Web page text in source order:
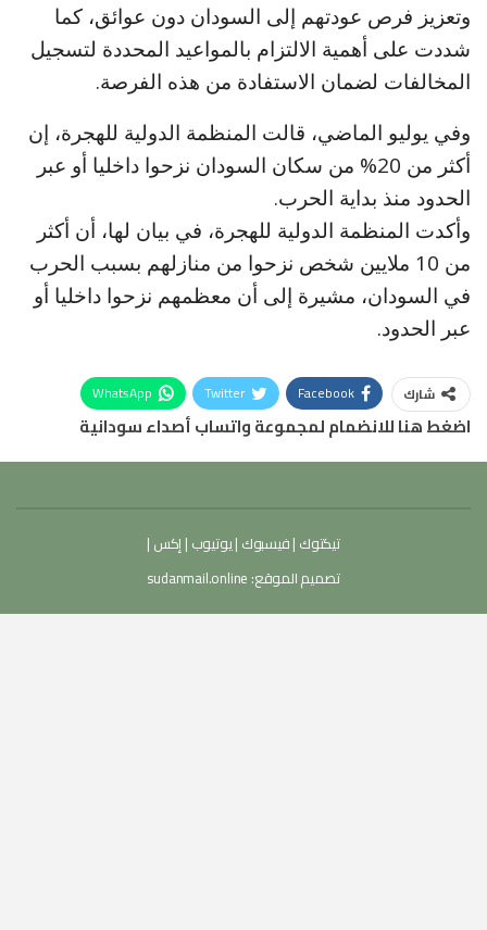
وتعزيز فرص عودتهم إلى السودان دون عوائق، كما
شددت على أهمية الالتزام بالمواعيد المحددة لتسجيل
المخالفات لضمان الاستفادة من هذه الفرصة.
وفي يوليو الماضي، قالت المنظمة الدولية للهجرة، إن
أكثر من 20% من سكان السودان نزحوا داخليا أو عبر
الحدود منذ بداية الحرب.
وأكدت المنظمة الدولية للهجرة، في بيان لها، أن أكثر
من 10 ملايين شخص نزحوا من منازلهم بسبب الحرب
في السودان، مشيرة إلى أن معظمهم نزحوا داخليا أو
عبر الحدود.
شارك Facebook
Twitter
WhatsApp
اضغط هنا للانضمام لمجموعة واتساب أصداء سودانية
تيكتوك |فيسبوك |يوتيوب | إكس |
تصميم الموقع: sudanmail.online